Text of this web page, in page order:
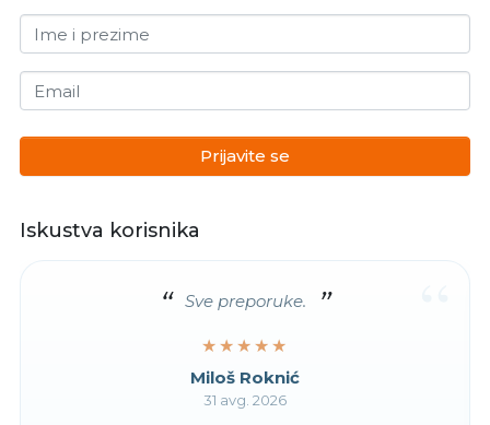
Ime i prezime
Email
Prijavite se
Iskustva korisnika
Sve preporuke.
★★★★★
★★★★★
Miloš Roknić
31 avg. 2026